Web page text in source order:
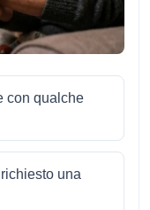
con qualche
una